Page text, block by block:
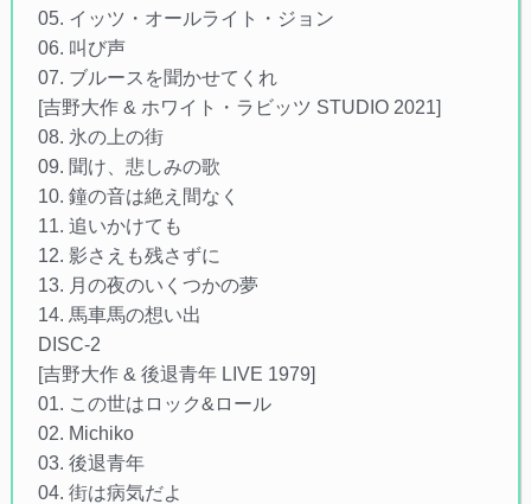
05. イッツ・オールライト・ジョン
06. 叫び声
07. ブルースを聞かせてくれ
[吉野大作 & ホワイト・ラビッツ STUDIO 2021]
08. 氷の上の街
09. 聞け、悲しみの歌
10. 鐘の音は絶え間なく
11. 追いかけても
12. 影さえも残さずに
13. 月の夜のいくつかの夢
14. 馬車馬の想い出
DISC-2
[吉野大作 & 後退青年 LIVE 1979]
01. この世はロック&ロール
02. Michiko
03. 後退青年
04. 街は病気だよ